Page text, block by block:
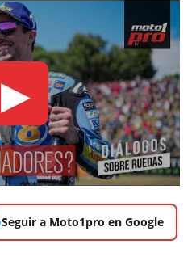
▶
Seguir a Moto1pro en Google